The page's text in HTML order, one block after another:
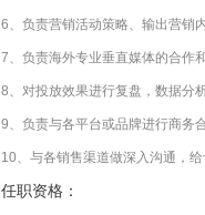
6、负责营销活动策略、输出营销内
7、负责海外专业垂直媒体的合作和
8、对投放效果进行复盘，数据分
9、负责与各平台或品牌进行商务
10、与各销售渠道做深入沟通，
任职资格：